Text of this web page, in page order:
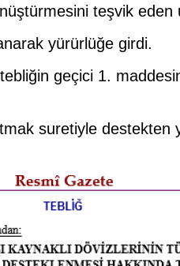
teşvik eden
yürürlüğe girdi.
geçici 1.
suretiyle